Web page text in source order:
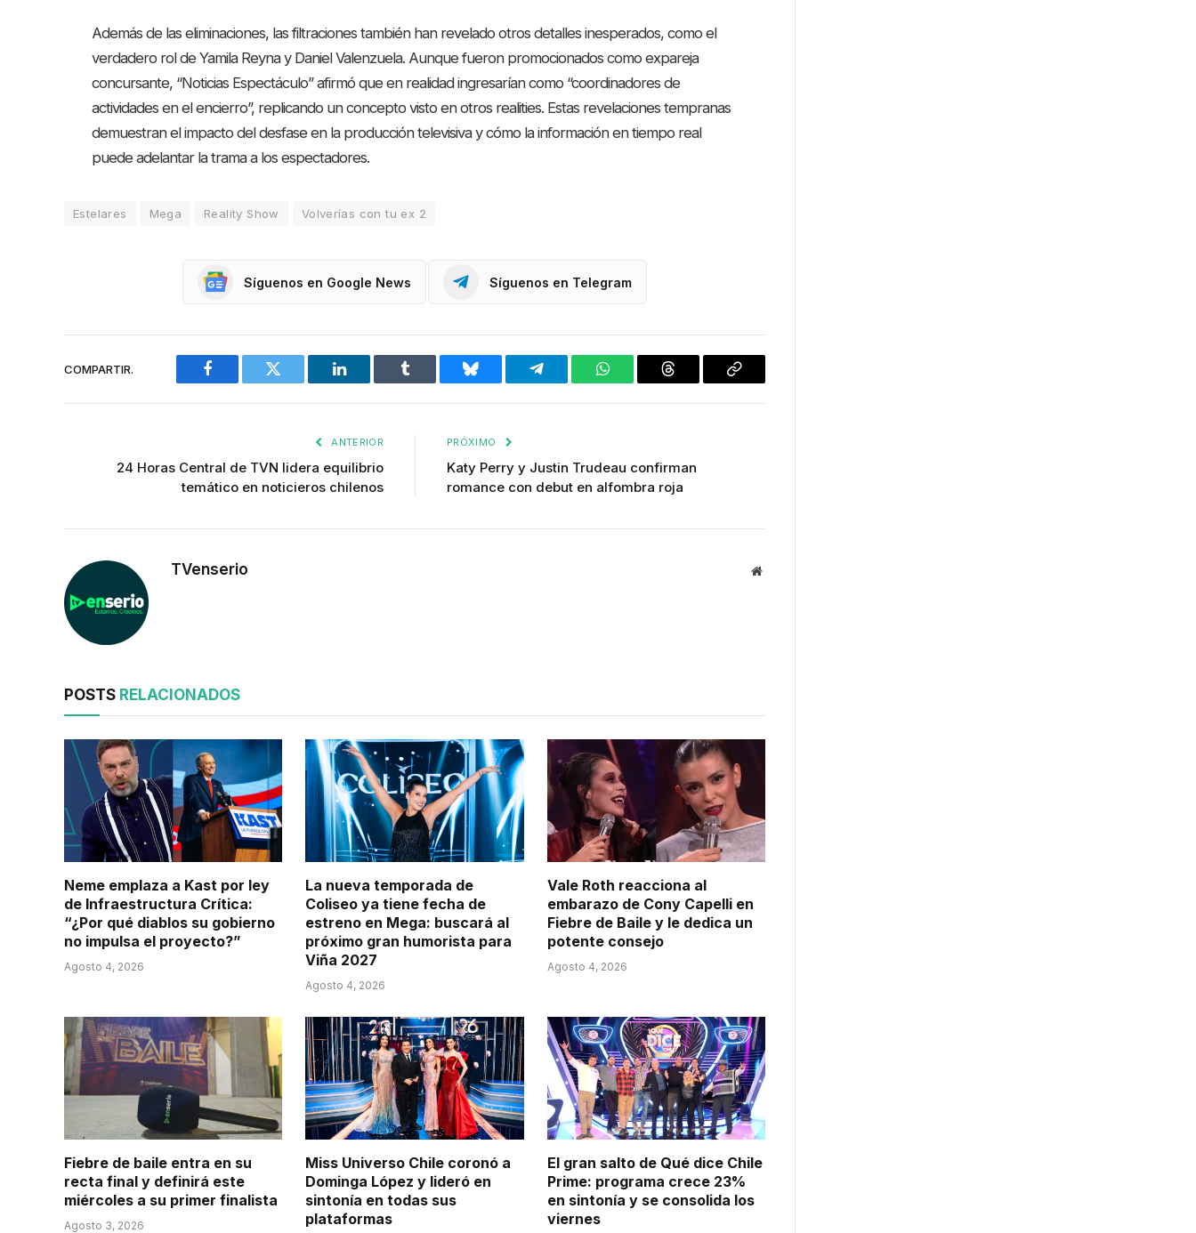
Además de las eliminaciones, las filtraciones también han revelado otros detalles inesperados, como el
verdadero rol de Yamila Reyna y Daniel Valenzuela. Aunque fueron promocionados como expareja
concursante, “Noticias Espectáculo” afirmó que en realidad ingresarían como “coordinadores de
actividades en el encierro”, replicando un concepto visto en otros realities. Estas revelaciones tempranas
demuestran el impacto del desfase en la producción televisiva y cómo la información en tiempo real
puede adelantar la trama a los espectadores.
Estelares Mega Reality Show Volverías con tu ex 2
Síguenos en Google News Síguenos en Telegram
COMPARTIR.
Facebook Twitter LinkedIn Tumblr Bluesky Telegram WhatsAppThreads
Copiar
ANTERIOR
24 Horas Central de TVN lidera equilibrio
temático en noticieros chilenos
PRÓXIMO
Katy Perry y Justin Trudeau confirman
romance con debut en alfombra roja
TVenserio Website
POSTS RELACIONADOS
Neme emplaza a Kast por ley
de Infraestructura Crítica:
“¿Por qué diablos su gobierno
no impulsa el proyecto?”
Agosto 4, 2026
La nueva temporada de
Coliseo ya tiene fecha de
estreno en Mega: buscará al
próximo gran humorista para
Viña 2027
Agosto 4, 2026
Vale Roth reacciona al
embarazo de Cony Capelli en
Fiebre de Baile y le dedica un
potente consejo
Agosto 4, 2026
Fiebre de baile entra en su
recta final y definirá este
miércoles a su primer finalista
Agosto 3, 2026
Miss Universo Chile coronó a
Dominga López y lideró en
sintonía en todas sus
plataformas
El gran salto de Qué dice Chile
Prime: programa crece 23%
en sintonía y se consolida los
viernes